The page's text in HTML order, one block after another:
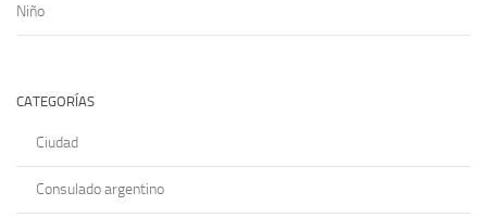
Niño
CATEGORÍAS
Ciudad
Consulado argentino